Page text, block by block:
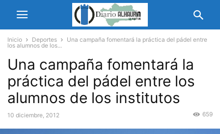
Inicio Deportes
Una campaña fomentará la práctica del pádel entre
los alumnos de los...
Una campaña fomentará la
práctica del pádel entre los
alumnos de los institutos
10 diciembre, 2012 659